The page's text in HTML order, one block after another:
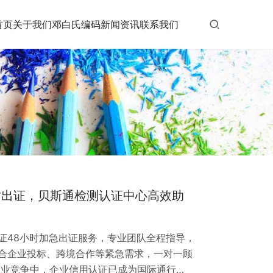
页关于我们邓白氏编码新闻资讯联系我们
证，贝斯通检测认证中心高效助
48小时加急出证服务，专业团队全程指导，
企业投标、跨境合作等紧急需求，一对一顾
竞争中，企业信用认证已成为国际通行